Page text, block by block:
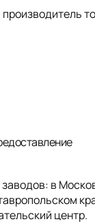
в
центр.